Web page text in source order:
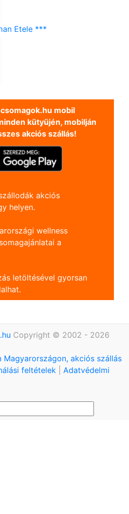
Etele ***
mobil
kütyüjén, mobilján
akciós szállás!
akciós
helyen.
wellness
a
letöltésével gyorsan
Copyright © 2002 - 2026
akciós szállás
feltételek
Adatvédelmi